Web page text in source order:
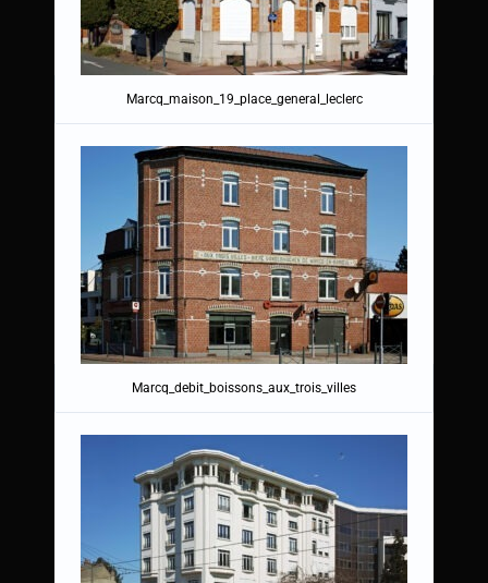
Marcq_maison_19_place_general_leclerc
Marcq_debit_boissons_aux_trois_villes